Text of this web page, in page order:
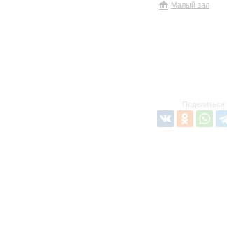
Малый зал
Поделиться: